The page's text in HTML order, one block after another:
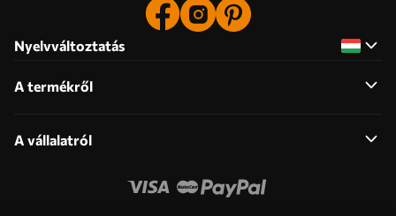
Nyelvváltoztatás
A termékről
A vállalatról